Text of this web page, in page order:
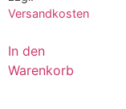
Versandkosten
In den
Warenkorb